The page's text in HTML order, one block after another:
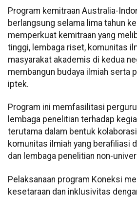
Program kemitraan Australia-
berlangsung selama lima tahun
memperkuat kemitraan yang
tinggi, lembaga riset, komunitas
masyarakat akademis di kedua
membangun budaya ilmiah serta
iptek.
Program ini memfasilitasi
lembaga penelitian terhadap
terutama dalam bentuk
komunitas ilmiah yang berafiliasi
dan lembaga penelitian non-
Pelaksanaan program Koneksi
kesetaraan dan inklusivitas